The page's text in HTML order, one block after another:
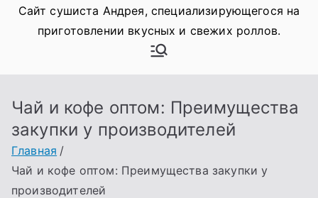
Сайт сушиста Андрея, специализирующегося на
приготовлении вкусных и свежих роллов.
Чай и кофе оптом: Преимущества
закупки у производителей
Главная
Чай и кофе оптом: Преимущества закупки у
производителей